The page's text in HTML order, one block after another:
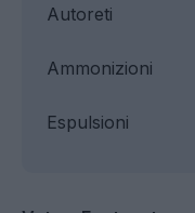
Ammonizioni
Espulsioni
Autoreti